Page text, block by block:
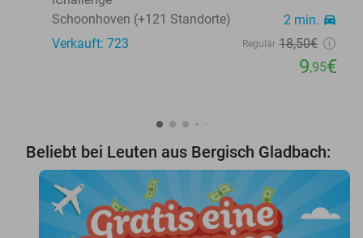
Schoonhoven (+121 Standorte)
2 min. directions_car
Verkauft: 723 Regulär 18,50€
9,95€
Beliebt bei Leuten aus Bergisch Gladbach: